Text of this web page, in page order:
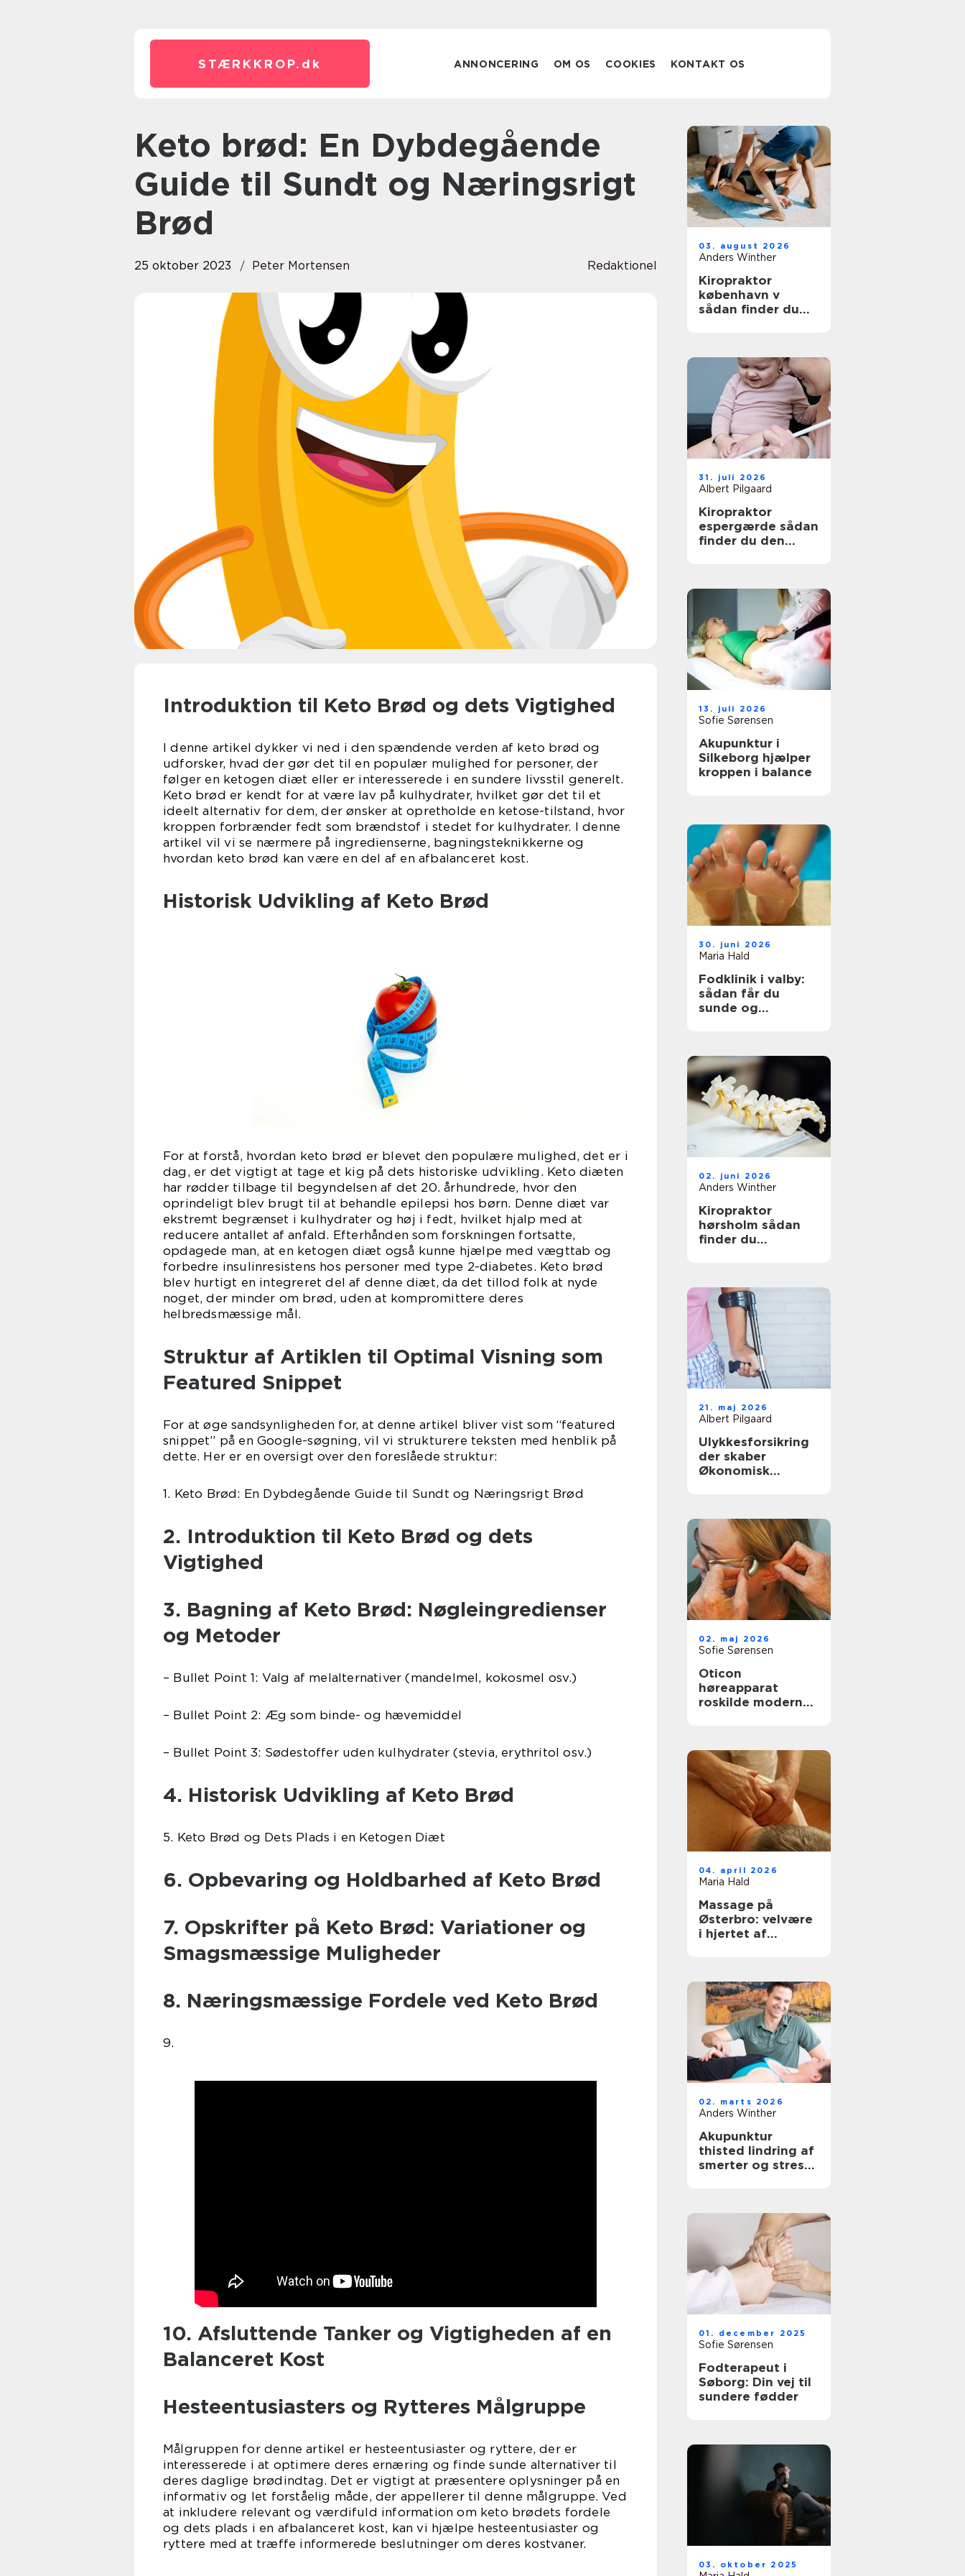
STÆRKKROP. dk ANNONCERING OM OS COOKIES KONTAKT OS
Keto brød: En Dybdegående
Guide til Sundt og Næringsrigt
Brød
25 oktober 2023 Peter Mortensen Redaktionel
Introduktion til Keto Brød og dets Vigtighed
I denne artikel dykker vi ned i den spændende verden af keto brød og
udforsker, hvad der gør det til en populær mulighed for personer, der
følger en ketogen diæt eller er interesserede i en sundere livsstil generelt.
Keto brød er kendt for at være lav på kulhydrater, hvilket gør det til et
ideelt alternativ for dem, der ønsker at opretholde en ketose-tilstand, hvor
kroppen forbrænder fedt som brændstof i stedet for kulhydrater. I denne
artikel vil vi se nærmere på ingredienserne, bagningsteknikkerne og
hvordan keto brød kan være en del af en afbalanceret kost.
Historisk Udvikling af Keto Brød
For at forstå, hvordan keto brød er blevet den populære mulighed, det er i
dag, er det vigtigt at tage et kig på dets historiske udvikling. Keto diæten
har rødder tilbage til begyndelsen af det 20. århundrede, hvor den
oprindeligt blev brugt til at behandle epilepsi hos børn. Denne diæt var
ekstremt begrænset i kulhydrater og høj i fedt, hvilket hjalp med at
reducere antallet af anfald. Efterhånden som forskningen fortsatte,
opdagede man, at en ketogen diæt også kunne hjælpe med vægttab og
forbedre insulinresistens hos personer med type 2-diabetes. Keto brød
blev hurtigt en integreret del af denne diæt, da det tillod folk at nyde
noget, der minder om brød, uden at kompromittere deres
helbredsmæssige mål.
Struktur af Artiklen til Optimal Visning som
Featured Snippet
For at øge sandsynligheden for, at denne artikel bliver vist som “featured
snippet” på en Google-søgning, vil vi strukturere teksten med henblik på
dette. Her er en oversigt over den foreslåede struktur:
1. Keto Brød: En Dybdegående Guide til Sundt og Næringsrigt Brød
2. Introduktion til Keto Brød og dets
Vigtighed
3. Bagning af Keto Brød: Nøgleingredienser
og Metoder
– Bullet Point 1: Valg af melalternativer (mandelmel, kokosmel osv.)
– Bullet Point 2: Æg som binde- og hævemiddel
– Bullet Point 3: Sødestoffer uden kulhydrater (stevia, erythritol osv.)
4. Historisk Udvikling af Keto Brød
5. Keto Brød og Dets Plads i en Ketogen Diæt
6. Opbevaring og Holdbarhed af Keto Brød
7. Opskrifter på Keto Brød: Variationer og
Smagsmæssige Muligheder
8. Næringsmæssige Fordele ved Keto Brød
9.
10. Afsluttende Tanker og Vigtigheden af en
Balanceret Kost
Hesteentusiasters og Rytteres Målgruppe
Målgruppen for denne artikel er hesteentusiaster og ryttere, der er
interesserede i at optimere deres ernæring og finde sunde alternativer til
deres daglige brødindtag. Det er vigtigt at præsentere oplysninger på en
informativ og let forståelig måde, der appellerer til denne målgruppe. Ved
at inkludere relevant og værdifuld information om keto brødets fordele
og dets plads i en afbalanceret kost, kan vi hjælpe hesteentusiaster og
ryttere med at træffe informerede beslutninger om deres kostvaner.
03. august 2026
Anders Winther
Kiropraktor
københavn v
sådan finder du
31. juli 2026
Albert Pilgaard
Kiropraktor
espergærde sådan
finder du den
13. juli 2026
Sofie Sørensen
Akupunktur i
Silkeborg hjælper
kroppen i balance
30. juni 2026
Maria Hald
Fodklinik i valby:
sådan får du
sunde og
02. juni 2026
Anders Winther
Kiropraktor
hørsholm sådan
finder du
21. maj 2026
Albert Pilgaard
Ulykkesforsikring
der skaber
Økonomisk
02. maj 2026
Sofie Sørensen
Oticon
høreapparat
roskilde moderne
04. april 2026
Maria Hald
Massage på
Østerbro: velvære
i hjertet af
02. marts 2026
Anders Winther
Akupunktur
thisted lindring af
smerter og stress
01. december 2025
Sofie Sørensen
Fodterapeut i
Søborg: Din vej til
sundere fødder
03. oktober 2025